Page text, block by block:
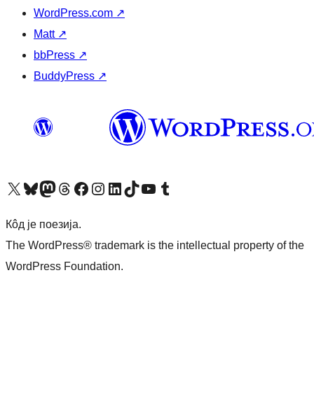
WordPress.com ↗
Matt ↗
bbPress ↗
BuddyPress ↗
Visit our X (formerly Twitter) account
Посетите наш Bluesky налог
Visit our Mastodon account
Посетите наш налог на Threads-у Visit our Facebook pageПосетите наш Инстаграм налог
Visit our LinkedIn account
Посетите наш TikTok налог
Visit our YouTube channel
Посетите наш Tumblr налог
Кôд је поезија.
The WordPress® trademark is the intellectual property of the
WordPress Foundation.